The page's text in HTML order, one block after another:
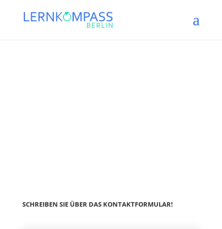
SCHREIBEN SIE ÜBER DAS KONTAKTFORMULAR!